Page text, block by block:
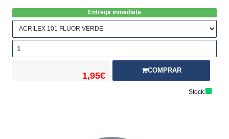
Entrega inmediata
1,95€
COMPRAR
Stock: